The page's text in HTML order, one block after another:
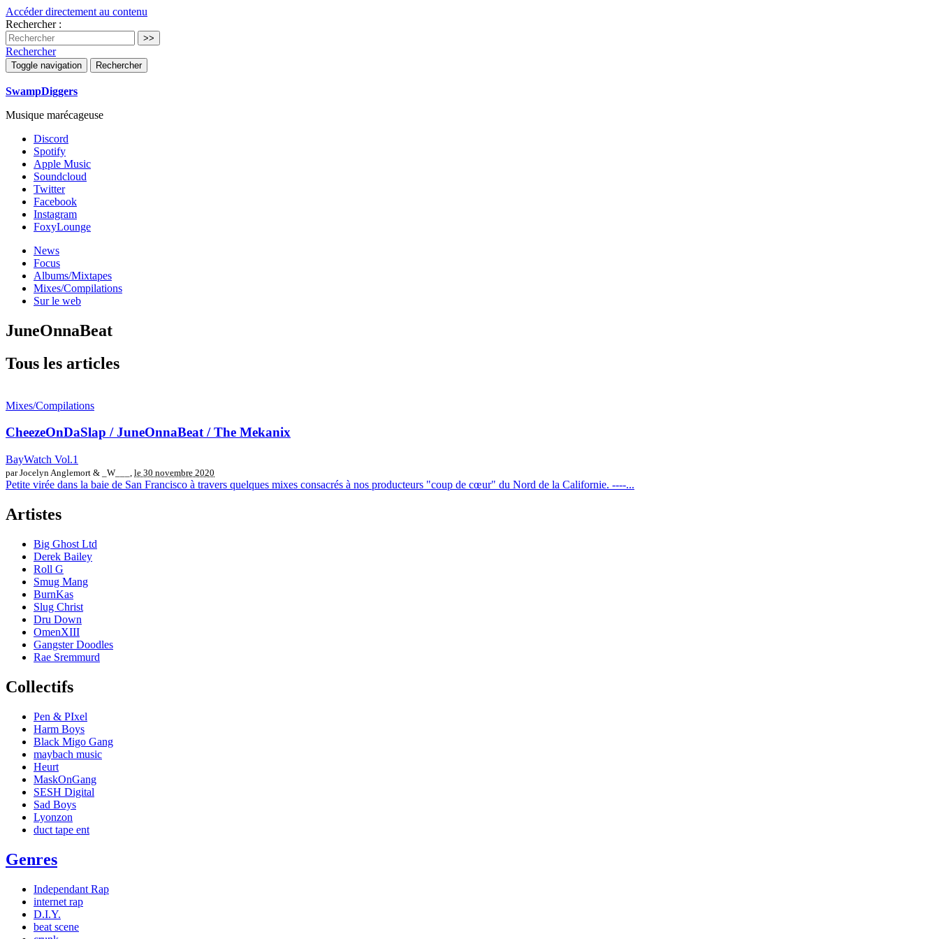
Accéder directement au contenu
Rechercher :
Rechercher
Toggle navigation Rechercher
SwampDiggers
Musique marécageuse
Discord
Spotify
Apple Music
Soundcloud
Twitter
Facebook
Instagram
FoxyLounge
News
Focus
Albums/Mixtapes
Mixes/Compilations
Sur le web
JuneOnnaBeat
Tous les articles
Mixes/Compilations
CheezeOnDaSlap / JuneOnnaBeat / The Mekanix
BayWatch Vol.1
par Jocelyn Anglemort & _W___, le 30 novembre 2020
Petite virée dans la baie de San Francisco à travers quelques mixes consacrés à nos producteurs "coup de cœur" du Nord de la Californie. ----...
Artistes
Big Ghost Ltd
Derek Bailey
Roll G
Smug Mang
BurnKas
Slug Christ
Dru Down
OmenXIII
Gangster Doodles
Rae Sremmurd
Collectifs
Pen & PIxel
Harm Boys
Black Migo Gang
maybach music
Heurt
MaskOnGang
SESH Digital
Sad Boys
Lyonzon
duct tape ent
Genres
Independant Rap
internet rap
D.I.Y.
beat scene